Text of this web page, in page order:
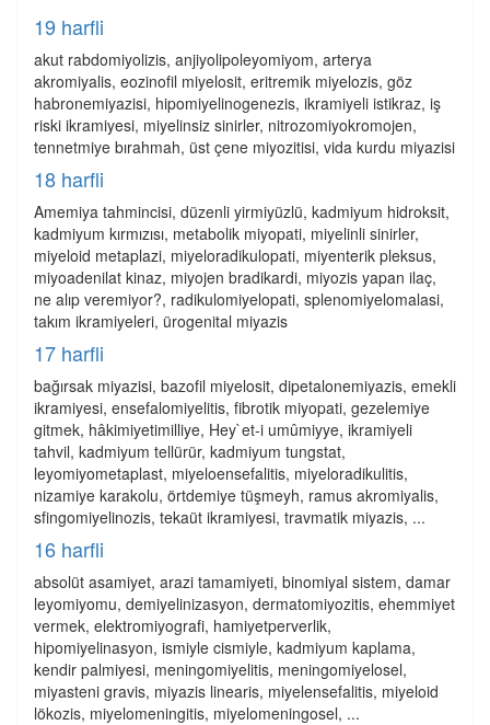
19 harfli
akut rabdomiyolizis, anjiyolipoleyomiyom, arterya
akromiyalis, eozinofil miyelosit, eritremik miyelozis, göz
habronemiyazisi, hipomiyelinogenezis, ikramiyeli istikraz, iş
riski ikramiyesi, miyelinsiz sinirler, nitrozomiyokromojen,
tennetmiye bırahmah, üst çene miyozitisi, vida kurdu miyazisi
18 harfli
Amemiya tahmincisi, düzenli yirmiyüzlü, kadmiyum hidroksit,
kadmiyum kırmızısı, metabolik miyopati, miyelinli sinirler,
miyeloid metaplazi, miyeloradikulopati, miyenterik pleksus,
miyoadenilat kinaz, miyojen bradikardi, miyozis yapan ilaç,
ne alıp veremiyor?, radikulomiyelopati, splenomiyelomalasi,
takım ikramiyeleri, ürogenital miyazis
17 harfli
bağırsak miyazisi, bazofil miyelosit, dipetalonemiyazis, emekli
ikramiyesi, ensefalomiyelitis, fibrotik miyopati, gezelemiye
gitmek, hâkimiyetimilliye, Hey`et-i umûmiyye, ikramiyeli
tahvil, kadmiyum tellürür, kadmiyum tungstat,
leyomiyometaplast, miyeloensefalitis, miyeloradikulitis,
nizamiye karakolu, örtdemiye tüşmeyh, ramus akromiyalis,
sfingomiyelinozis, tekaüt ikramiyesi, travmatik miyazis, ...
16 harfli
absolüt asamiyet, arazi tamamiyeti, binomiyal sistem, damar
leyomiyomu, demiyelinizasyon, dermatomiyozitis, ehemmiyet
vermek, elektromiyografi, hamiyetperverlik,
hipomiyelinasyon, ismiyle cismiyle, kadmiyum kaplama,
kendir palmiyesi, meningomiyelitis, meningomiyelosel,
miyasteni gravis, miyazis linearis, miyelensefalitis, miyeloid
lökozis, miyelomeningitis, miyelomeningosel, ...